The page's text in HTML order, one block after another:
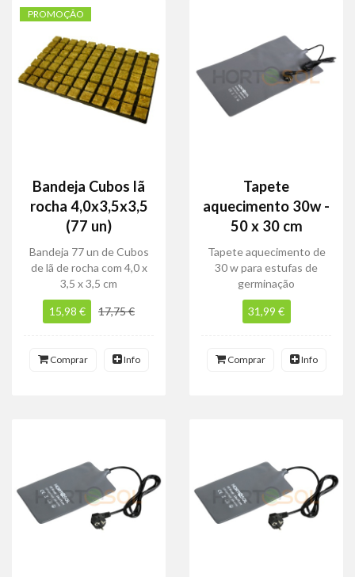
PROMOÇÃO
Bandeja Cubos lã
rocha 4,0x3,5x3,5
(77 un)
Bandeja 77 un de Cubos
de lã de rocha com 4,0 x
3,5 x 3,5 cm
15,98 € 17,75 €
Comprar Info
Tapete
aquecimento 30w -
50 x 30 cm
Tapete aquecimento de
30 w para estufas de
germinação
31,99 €
Comprar Info